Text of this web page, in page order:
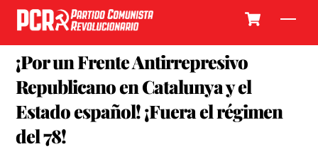
Skip
content
¡Por un Frente Antirrepresivo
Republicano en Catalunya y el
Estado español! ¡Fuera el régimen
del 78!